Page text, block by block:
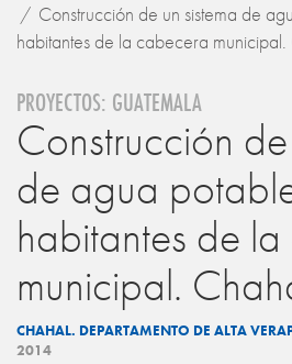
Construcción de un sistema de
habitantes de la cabecera municipal.
PROYECTOS: GUATEMALA
Construcción
de agua
habitantes de
municipal.
CHAHAL. DEPARTAMENTO DE ALTA
2014